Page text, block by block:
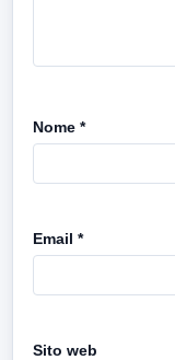
Nome *
Email *
Sito web